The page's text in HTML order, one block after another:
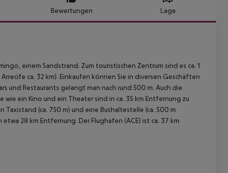
Bewertungen Lage
einem Sandstrand. Zum touristischen Zentrum sind es ca. 1
ca. 32 km). Einkaufen können Sie in diversen Geschäften
und Restaurants gelangt man nach rund 500 m. Auch die
ein Kino und ein Theater sind in ca. 35 km Entfernung zu
(ca. 750 m) und eine Bushaltestelle (ca. 500 m
28 km Entfernung. Der Flughafen (ACE) ist ca. 37 km